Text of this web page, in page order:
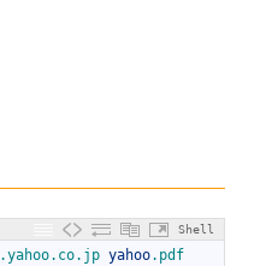
Shell
.yahoo.co.jp yahoo.pdf